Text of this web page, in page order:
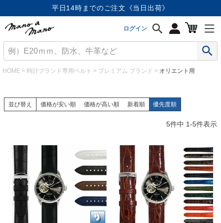
平日14時までのご注文《当日出荷》
ログイン
HOME 時計ブランド専用ベルト プレミアム ブランド オリエント用
並び替え 価格が安い順 価格が高い順 新着順 優先度順
5件中 1-5件表示